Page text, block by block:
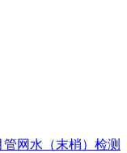
网水（末梢）检测